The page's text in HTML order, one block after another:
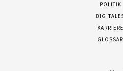
POLITIK
KARRIERE
GLOSSAR